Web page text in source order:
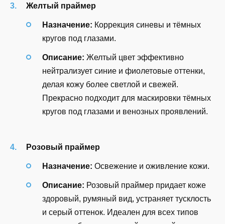
Желтый праймер
Назначение: Коррекция синевы и тёмных
кругов под глазами.
Описание: Желтый цвет эффективно
нейтрализует синие и фиолетовые оттенки,
делая кожу более светлой и свежей.
Прекрасно подходит для маскировки тёмных
кругов под глазами и венозных проявлений.
Розовый праймер
Назначение: Освежение и оживление кожи.
Описание: Розовый праймер придает коже
здоровый, румяный вид, устраняет тусклость
и серый оттенок. Идеален для всех типов